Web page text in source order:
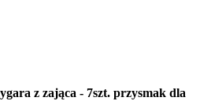
z zająca - 7szt. przysmak dla